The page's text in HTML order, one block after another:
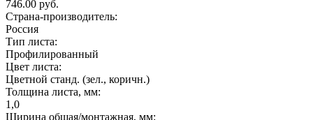
746.00 руб.
Страна-производитель:
Россия
Тип листа:
Профилированный
Цвет листа:
Цветной станд. (зел., коричн.)
Толщина листа, мм:
1,0
Ширина общая/монтажная, мм: